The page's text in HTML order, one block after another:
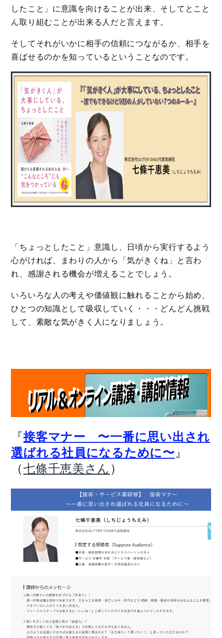
したこと」に意識を向けることが出来、そしてとこと
ん取り組むことが出来る人だと言えます。
そしてそれがいかに相手の信頼につながるか、相手を
喜ばせるのかを知っているということなのです。
「ちょっとしたこと」意識し、日頃から実行するよう
心がければ、まわりの人から「気がきくね」と言わ
れ、感謝される機会が増えることでしょう。
いろいろな人の考えや価値観に触れることから始め、
ひとつの知識として吸収していく・・・どんどん挑戦
して、素敵な気がきく人になりましょう。
『接客マナー 〜一番に思い出され
選ばれる社員になるために〜 』
（七條千恵美さん ）